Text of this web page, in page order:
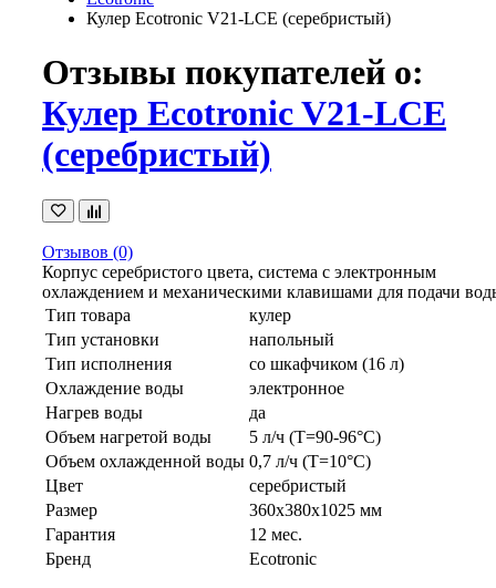
Кулер Ecotronic V21-LCE (серебристый)
Отзывы покупателей о:
Кулер Ecotronic V21-LCE
(серебристый)
Отзывов (0)
Корпус серебристого цвета, система с электронным
охлаждением и механическими клавишами для подачи
Тип товара
кулер
Тип установки
напольный
Тип исполнения
со шкафчиком (16 л)
Охлаждение воды
электронное
Нагрев воды
да
Объем нагретой воды
5 л/ч (Т=90-96°C)
Объем охлажденной воды 0,7 л/ч (Т=10°C)
Цвет
серебристый
Размер
360х380х1025 мм
Гарантия
12 мес.
Бренд
Ecotronic